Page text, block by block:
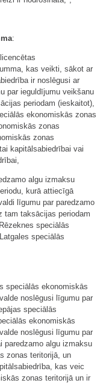
:
kas veikti, sākot ar
ir noslēgusi ar
par ieguldījumu veikšanu
periodam (ieskaitot),
ekonomiskās zonas
zonas
zonas
kapitālsabiedrībai vai
algu izmaksu
kurā attiecīgā
līgumu par paredzamo
tam taksācijas periodam
speciālās
speciālās
speciālās ekonomiskās
noslēgusi līgumu par
speciālās
ekonomiskās
noslēgusi līgumu par
paredzamo algu izmaksu
zonas teritorijā, un
kas veic
zonas teritorijā un ir